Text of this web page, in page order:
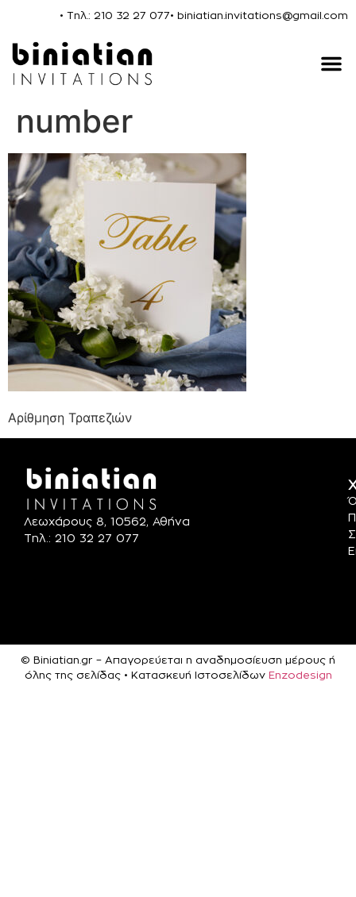
• Τηλ.: 210 32 27 077• biniatian.invitations@gmail.com
number
Αρίθμηση Τραπεζιών
Λεωχάρους 8, 10562, Αθήνα
Τηλ.: 210 32 27 077
© Biniatian.gr – Απαγορεύεται η αναδημοσίευση μέρους ή
όλης της σελίδας • Κατασκευή Ιστοσελίδων Enzodesign